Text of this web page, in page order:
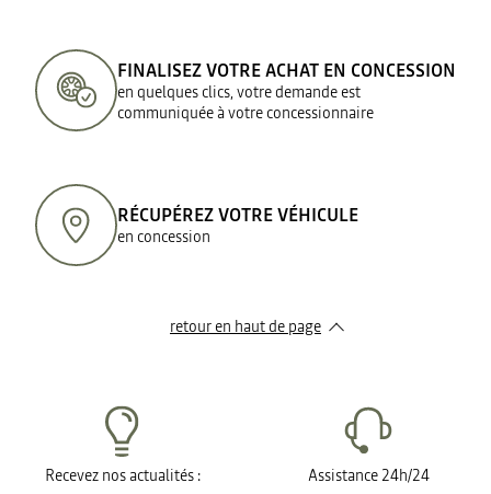
FINALISEZ VOTRE ACHAT EN CONCESSION
en quelques clics, votre demande est
communiquée à votre concessionnaire
RÉCUPÉREZ VOTRE VÉHICULE
en concession
retour en haut de page​
Recevez nos actualités : Assistance 24h/24